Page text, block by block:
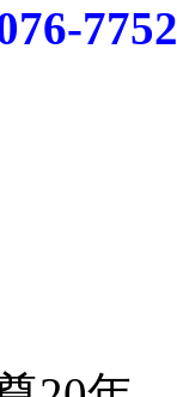
7752